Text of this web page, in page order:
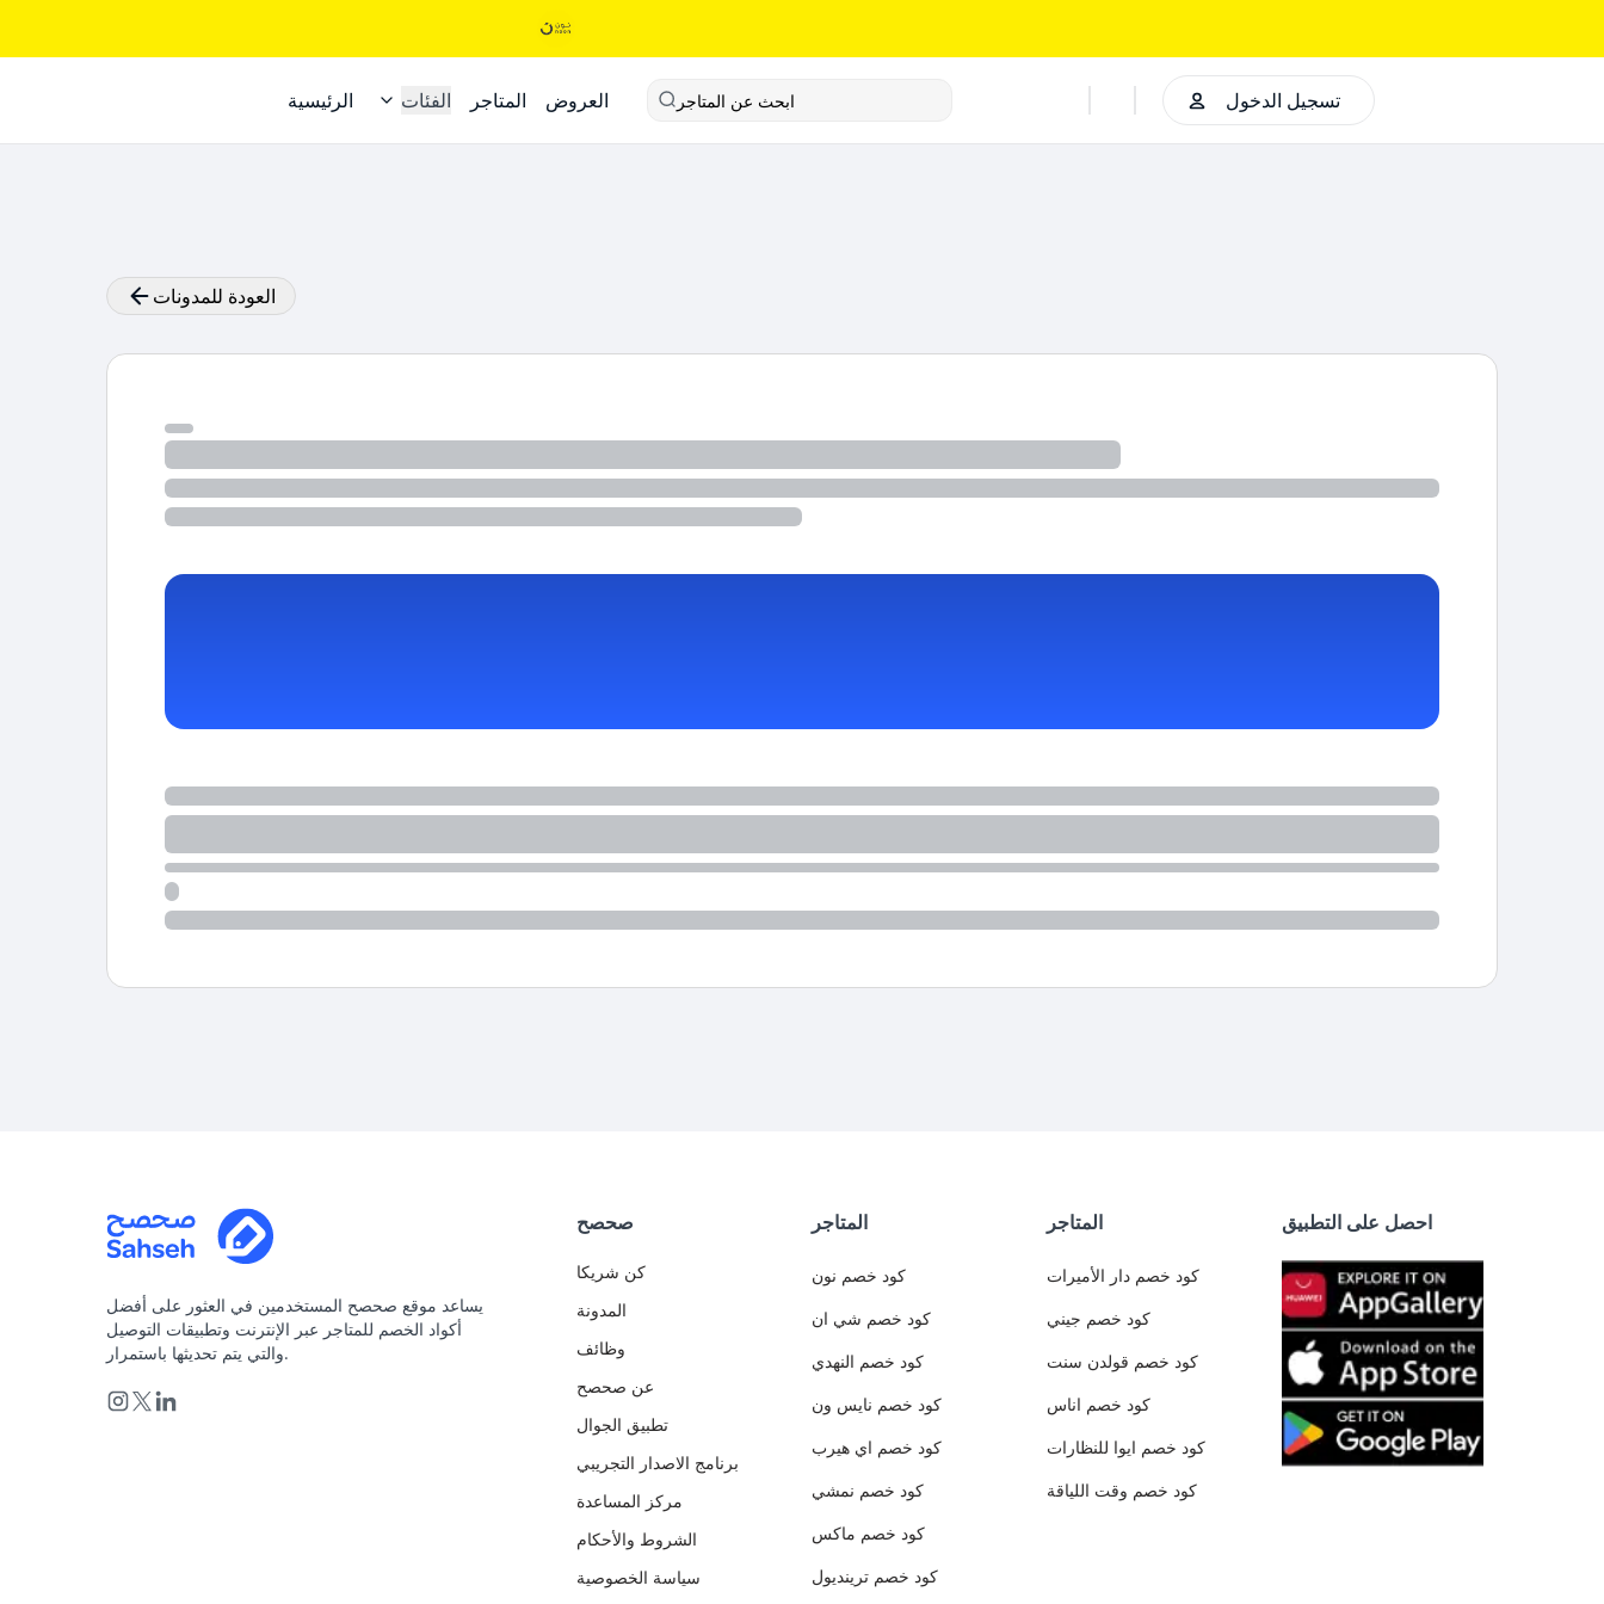
الرئيسية الفئات المتاجر العروض ابحث عن المتاجر تسجيل الدخول
العودة للمدونات
يساعد موقع صحصح المستخدمين في العثور على أفضل
أكواد الخصم للمتاجر عبر الإنترنت وتطبيقات التوصيل
والتي يتم تحديثها باستمرار.
صحصح
كن شريكا
المدونة
وظائف
عن صحصح
تطبيق الجوال
برنامج الاصدار التجريبي
مركز المساعدة
الشروط والأحكام
سياسة الخصوصية
المتاجر
كود خصم نون
كود خصم شي ان
كود خصم النهدي
كود خصم نايس ون
كود خصم اي هيرب
كود خصم نمشي
كود خصم ماكس
كود خصم ترينديول
المتاجر
كود خصم دار الأميرات
كود خصم جيني
كود خصم قولدن سنت
كود خصم اناس
كود خصم ايوا للنظارات
كود خصم وقت اللياقة
احصل على التطبيق